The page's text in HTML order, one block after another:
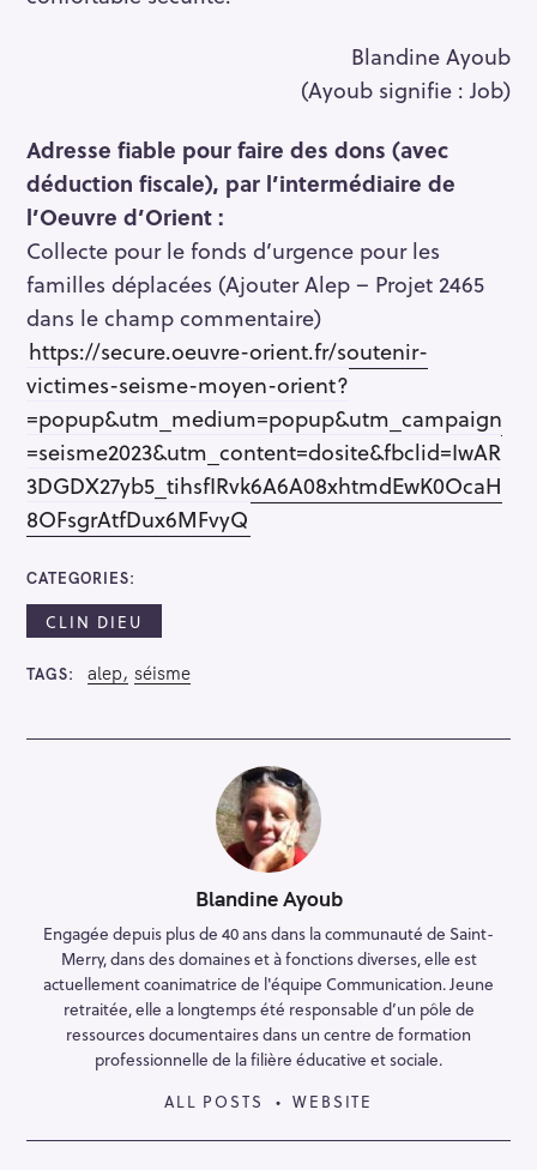
Blandine Ayoub
(Ayoub signifie : Job)
Adresse fiable pour faire des dons (avec
déduction fiscale), par l’intermédiaire de
l’Oeuvre d’Orient :
Collecte pour le fonds d’urgence pour les
familles déplacées (Ajouter Alep – Projet 2465
dans le champ commentaire)
https://secure.oeuvre-orient.fr/soutenir-
victimes-seisme-moyen-orient?
=popup&utm_medium=popup&utm_campaign
=seisme2023&utm_content=dosite&fbclid=IwAR
3DGDX27yb5_tihsfIRvk6A6A08xhtmdEwK0OcaH
8OFsgrAtfDux6MFvyQ
CATEGORIES
CLIN DIEU
TAGS alep séisme
Blandine Ayoub
Engagée depuis plus de 40 ans dans la communauté de Saint-
Merry, dans des domaines et à fonctions diverses, elle est
actuellement coanimatrice de l'équipe Communication. Jeune
retraitée, elle a longtemps été responsable d’un pôle de
ressources documentaires dans un centre de formation
professionnelle de la filière éducative et sociale.
ALL POSTS
WEBSITE
f
o
r
: